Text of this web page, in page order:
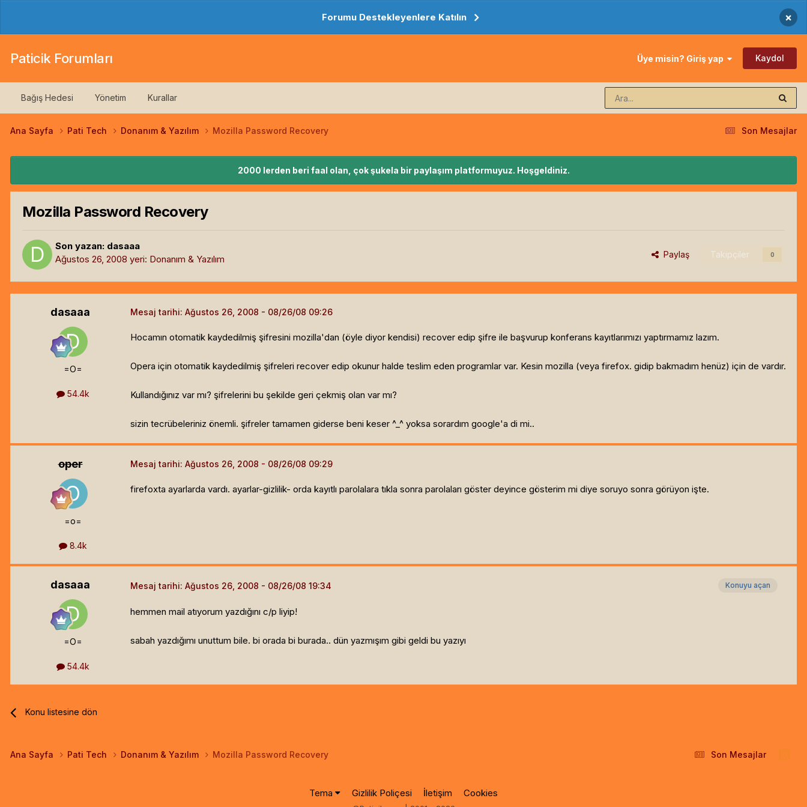
Forumu Destekleyenlere Katılın ×
Paticik Forumları Üye misin? Giriş yap Kaydol
Bağış Hedesi Yönetim Kurallar
Son Mesajlar
Ana Sayfa Pati Tech Donanım & Yazılım Mozilla Password Recovery
2000 lerden beri faal olan, çok şukela bir paylaşım platformuyuz. Hoşgeldiniz.
Mozilla Password Recovery
Son yazan: dasaaa
Ağustos 26, 2008 yeri: Donanım & Yazılım Paylaş Takipçiler 0
dasaaa
=O=
54.4k
Mesaj tarihi: Ağustos 26, 2008
Hocamın otomatik kaydedilmiş şifresini mozilla'dan (öyle diyor kendisi) recover edip şifre ile başvurup konferans kayıtlarımızı yaptırmamız lazım.
Opera için otomatik kaydedilmiş şifreleri recover edip okunur halde teslim eden programlar var. Kesin mozilla (veya firefox. gidip bakmadım henüz) için de vardır.
Kullandığınız var mı? şifrelerini bu şekilde geri çekmiş olan var mı?
sizin tecrübeleriniz önemli. şifreler tamamen giderse beni keser ^_^ yoksa sorardım google'a di mi..
oper
=o=
8.4k
Mesaj tarihi: Ağustos 26, 2008
firefoxta ayarlarda vardı. ayarlar-gizlilik- orda kayıtlı parolalara tıkla sonra parolaları göster deyince gösterim mi diye soruyo sonra görüyon işte.
dasaaa
=O=
54.4k
Konuyu açan
Mesaj tarihi: Ağustos 26, 2008
hemmen mail atıyorum yazdığını c/p liyip!
sabah yazdığımı unuttum bile. bi orada bi burada.. dün yazmışım gibi geldi bu yazıyı
Konu listesine dön
Son Mesajlar
Ana Sayfa Pati Tech Donanım & Yazılım Mozilla Password Recovery
Tema Gizlilik Poliçesi İletişim Cookies